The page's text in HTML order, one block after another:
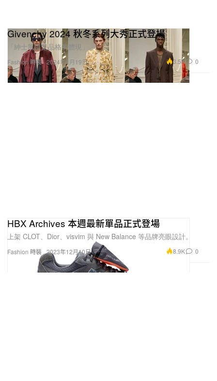
Fashion 時裝
Givenchy 2024 秋冬系列大秀正式登場
「紳士風度是品格的體現」。
2024年1月19日 3.5K 0
Fashion 時裝
HBX Archives 本週最新單品正式登場
上架 CLOT、Dior、visvim 與 New Balance 等品牌亮眼設計。
2023年12月10日 8.9K 0